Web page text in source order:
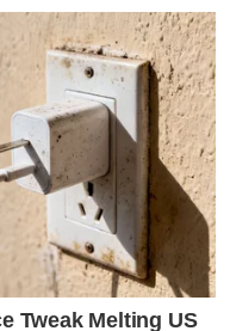
Tweak Melting US